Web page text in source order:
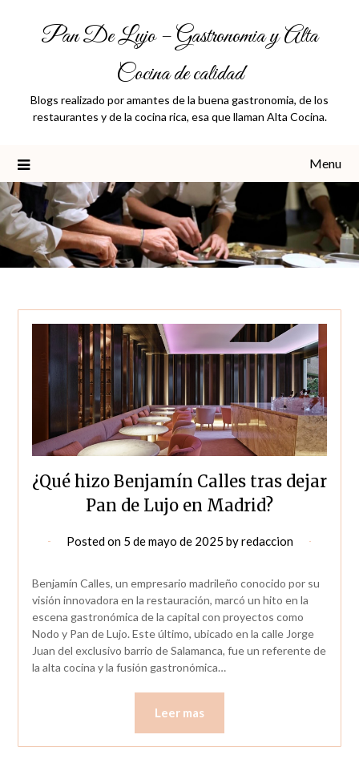
Pan De Lujo – Gastronomia y Alta
Cocina de calidad
Blogs realizado por amantes de la buena gastronomia, de los
restaurantes y de la cocina rica, esa que llaman Alta Cocina.
Menu
¿Qué hizo Benjamín Calles tras dejar
Pan de Lujo en Madrid?
Posted on 5 de mayo de 2025 byredaccion
Benjamín Calles, un empresario madrileño conocido por su
visión innovadora en la restauración, marcó un hito en la
escena gastronómica de la capital con proyectos como
Nodo y Pan de Lujo. Este último, ubicado en la calle Jorge
Juan del exclusivo barrio de Salamanca, fue un referente de
la alta cocina y la fusión gastronómica…
Leer mas